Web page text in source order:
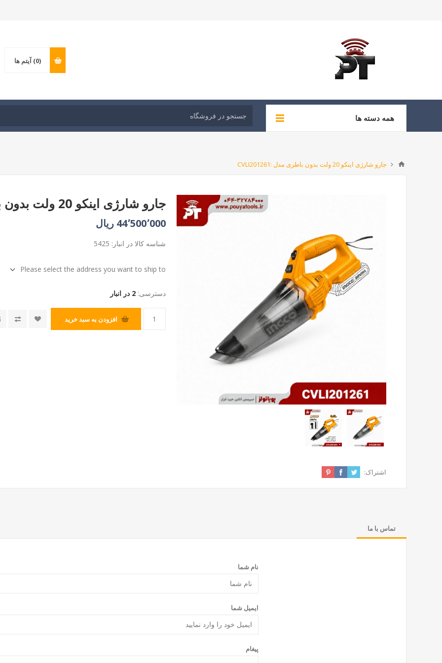
(0) آیتم ها
همه دسته ها
جارو شارژی اینکو 20 ولت بدون باطری مدل :CVLI201261
جارو شارژی اینکو 20 ولت بدون باطری مدل :CVLI201261
44٬500٬000 ریال
شناسه کالا در انبار: 5425
Please select the address you want to ship to
دسترسی: 2 در انبار
افزودن به سبد خرید
اشتراک:
تماس با ما
نام شما
ایمیل شما
پیغام